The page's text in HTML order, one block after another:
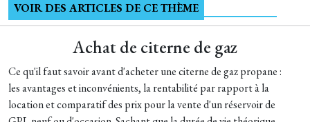
VOIR DES ARTICLES DE CE THÈME
Achat de citerne de gaz
Ce qu'il faut savoir avant d'acheter une citerne de gaz propane :
les avantages et inconvénients, la rentabilité par rapport à la
location et comparatif des prix pour la vente d'un réservoir de